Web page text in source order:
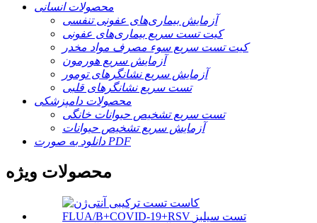
محصولات انسانی
آزمایش بیماری‌های عفونی تنفسی
کیت تست سریع بیماری‌های عفونی
کیت تست سریع سوء مصرف مواد مخدر
آزمایش سریع هورمون
آزمایش سریع نشانگرهای تومور
تست سریع نشانگرهای قلبی
محصولات دامپزشکی
تست سریع تشخیص حیوانات خانگی
آزمایش سریع تشخیص حیوانات
دانلود به صورت PDF
محصولات ویژه